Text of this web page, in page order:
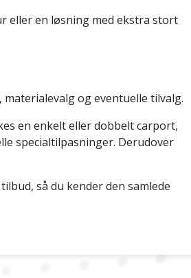
eller en løsning med ekstra stort
og eventuelle tilvalg.
en enkelt eller dobbelt carport,
specialtilpasninger. Derudover
så du kender den samlede